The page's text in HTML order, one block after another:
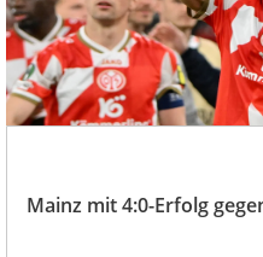
Mainz mit 4:0-Erfolg